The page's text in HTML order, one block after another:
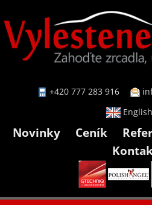
+420 777 283 916
Novinky Ceník